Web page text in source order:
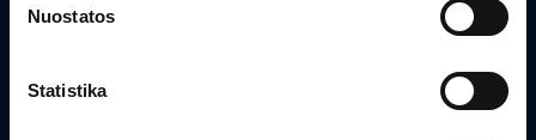
Nuostatos
Statistika